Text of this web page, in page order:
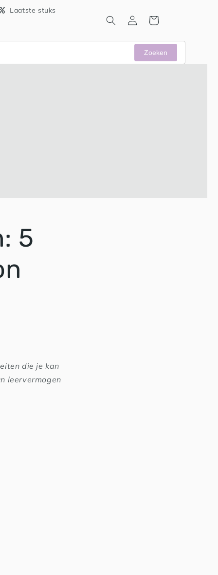
Laatste stuks
Inloggen
Winkelwagen
Zoeken
5
die je kan
leervermogen